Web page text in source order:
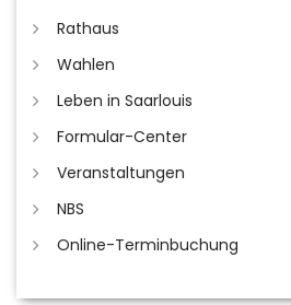
Rathaus
Wahlen
Leben in Saarlouis
Formular-Center
Veranstaltungen
NBS
Online-Terminbuchung